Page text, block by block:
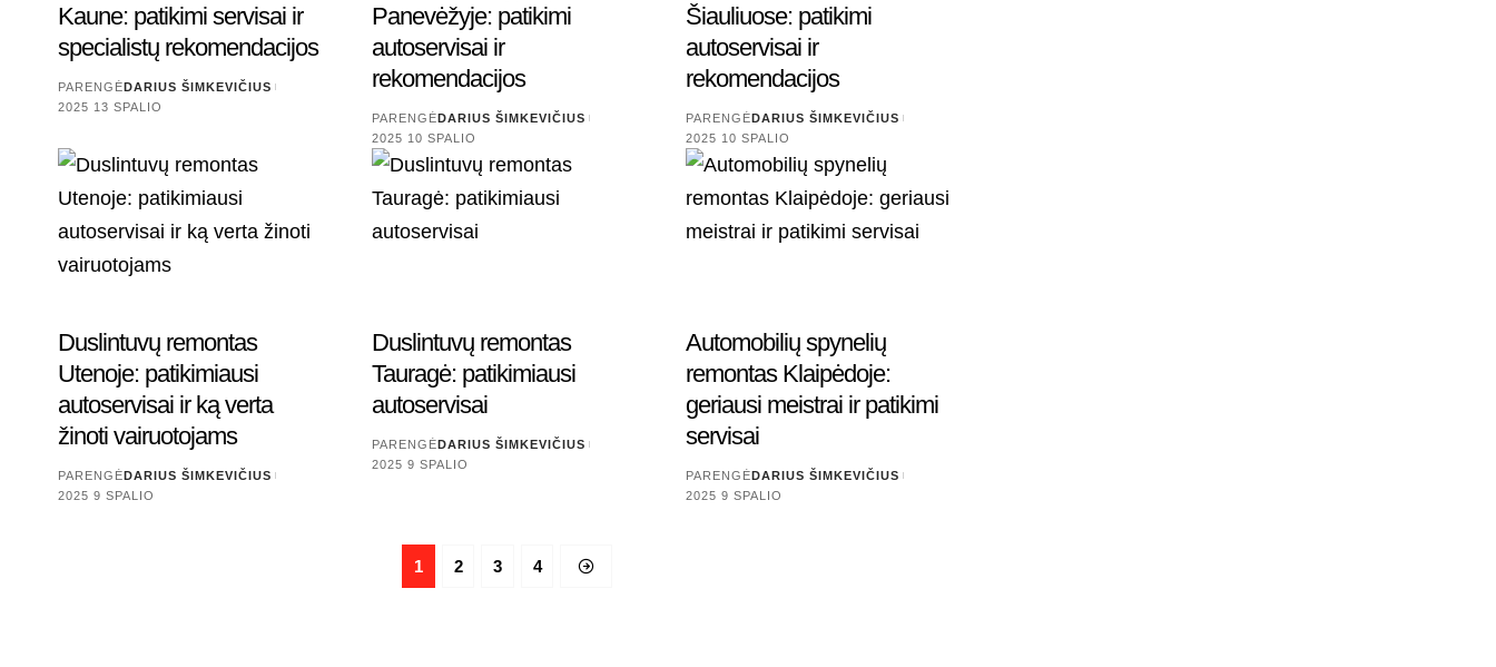
Kaune: patikimi servisai ir
specialistų rekomendacijos
PARENGĖDARIUS ŠIMKEVIČIUS
2025 13 SPALIO
Panevėžyje: patikimi
autoservisai ir
rekomendacijos
PARENGĖDARIUS ŠIMKEVIČIUS
2025 10 SPALIO
Šiauliuose: patikimi
autoservisai ir
rekomendacijos
PARENGĖDARIUS ŠIMKEVIČIUS
2025 10 SPALIO
Duslintuvų remontas
Utenoje: patikimiausi
autoservisai ir ką verta
žinoti vairuotojams
PARENGĖDARIUS ŠIMKEVIČIUS
2025 9 SPALIO
Duslintuvų remontas
Tauragė: patikimiausi
autoservisai
PARENGĖDARIUS ŠIMKEVIČIUS
2025 9 SPALIO
Automobilių spynelių
remontas Klaipėdoje:
geriausi meistrai ir patikimi
servisai
PARENGĖDARIUS ŠIMKEVIČIUS
2025 9 SPALIO
1 2 3 4